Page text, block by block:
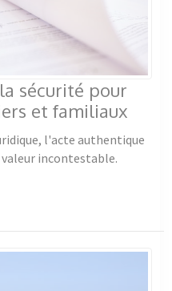
sécurité pour
et familiaux
l'acte authentique
incontestable.